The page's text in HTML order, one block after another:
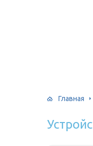
Главная